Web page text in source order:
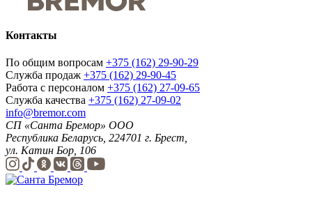
Контакты
По общим вопросам +375 (162) 29-90-29
Служба продаж +375 (162) 29-90-45
Работа с персоналом +375 (162) 27-09-65
Служба качества +375 (162) 27-09-02
info@bremor.com
СП «Санта Бремор» ООО
Республика Беларусь, 224701 г. Брест,
ул. Катин Бор, 106